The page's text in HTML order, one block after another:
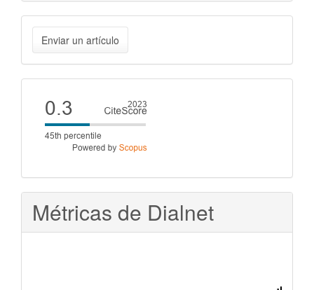
Enviar
un
artículo
Enviar un artículo
Cite
score
Métricas de Dialnet